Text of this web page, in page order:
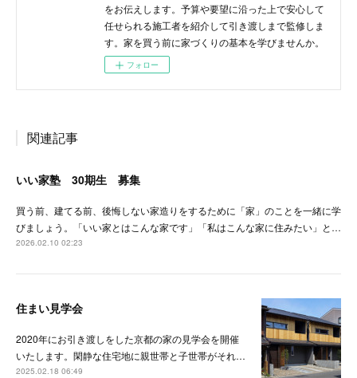
をお伝えします。予算や要望に沿った上で安心して
任せられる施工者を紹介して引き渡しまで監修しま
す。家を買う前に家づくりの基本を学びませんか。
フォロー
関連記事
いい家塾 30期生 募集
買う前、建てる前、後悔しない家造りをするために「家」のことを一緒に学
びましょう。「いい家とはこんな家です」「私はこんな家に住みたい」と…
2026.02.10 02:23
住まい見学会
2020年にお引き渡しをした京都の家の見学会を開催
いたします。閑静な住宅地に親世帯と子世帯がそれ…
2025.02.18 06:49